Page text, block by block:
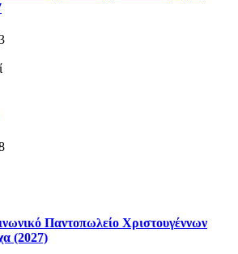
Παντοπωλείο Χριστουγέννων
(2027)